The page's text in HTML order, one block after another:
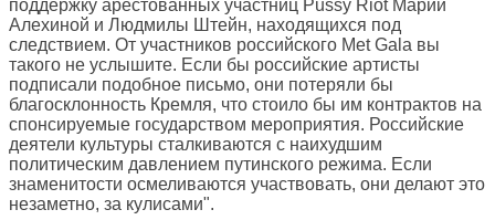
поддержку арестованных участниц Pussy Riot Марии
Алехиной и Людмилы Штейн, находящихся под
следствием. От участников российского Met Gala вы
такого не услышите. Если бы российские артисты
подписали подобное письмо, они потеряли бы
благосклонность Кремля, что стоило бы им контрактов на
спонсируемые государством мероприятия. Российские
деятели культуры сталкиваются с наихудшим
политическим давлением путинского режима. Если
знаменитости осмеливаются участвовать, они делают это
незаметно, за кулисами".